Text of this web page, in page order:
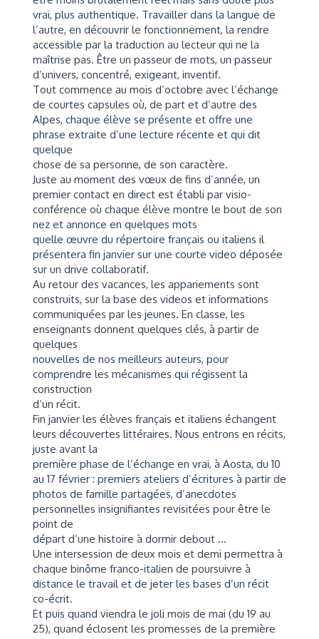
vrai, plus authentique. Travailler dans la langue de
l’autre, en découvrir le fonctionnement, la rendre
accessible par la traduction au lecteur qui ne la
maîtrise pas. Être un passeur de mots, un passeur
d’univers, concentré, exigeant, inventif.
Tout commence au mois d’octobre avec l’échange
de courtes capsules où, de part et d’autre des
Alpes, chaque élève se présente et offre une
phrase extraite d’une lecture récente et qui dit
quelque
chose de sa personne, de son caractère.
Juste au moment des vœux de fins d’année, un
premier contact en direct est établi par visio-
conférence où chaque élève montre le bout de son
nez et annonce en quelques mots
quelle œuvre du répertoire français ou italiens il
présentera fin janvier sur une courte video déposée
sur un drive collaboratif.
Au retour des vacances, les appariements sont
construits, sur la base des videos et informations
communiquées par les jeunes. En classe, les
enseignants donnent quelques clés, à partir de
quelques
nouvelles de nos meilleurs auteurs, pour
comprendre les mécanismes qui régissent la
construction
d’un récit.
Fin janvier les élèves français et italiens échangent
leurs découvertes littéraires. Nous entrons en récits,
juste avant la
première phase de l’échange en vrai, à Aosta, du 10
au 17 février : premiers ateliers d’écritures à partir de
photos de famille partagées, d’anecdotes
personnelles insignifiantes revisitées pour être le
point de
départ d’une histoire à dormir debout …
Une intersession de deux mois et demi permettra à
chaque binôme franco-italien de poursuivre à
distance le travail et de jeter les bases d’un récit
co-écrit.
Et puis quand viendra le joli mois de mai (du 19 au
25), quand éclosent les promesses de la première